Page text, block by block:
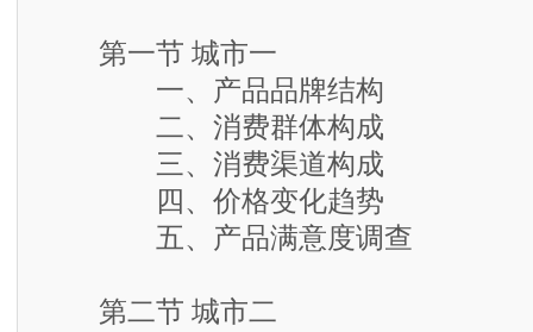
第一节 城市一
一、产品品牌结构
二、消费群体构成
三、消费渠道构成
四、价格变化趋势
五、产品满意度调查
第二节 城市二